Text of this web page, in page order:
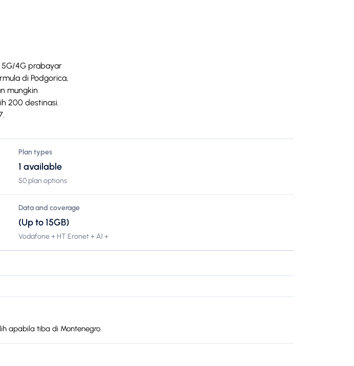
4G prabayar
di Podgorica,
mungkin
200 destinasi.
Plan types
1 available
50 plan options
Data and coverage
(Up to 15GB)
Vodafone + HT Eronet + A1 +
apabila tiba di Montenegro.